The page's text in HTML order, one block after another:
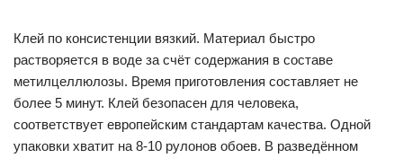
Клей по консистенции вязкий. Материал быстро
растворяется в воде за счёт содержания в составе
метилцеллюлозы. Время приготовления составляет не
более 5 минут. Клей безопасен для человека,
соответствует европейским стандартам качества. Одной
упаковки хватит на 8-10 рулонов обоев. В разведённом